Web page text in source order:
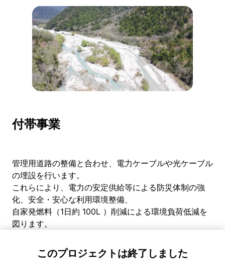
このプロジェクトは終了しました
付帯事業
管理用道路の整備と合わせ、電力ケーブルや光ケーブル
の埋設を行います。
これらにより、電力の安定供給等による防災体制の強
化、安全・安心な利用環境整備、
自家発燃料（1日約 100L ）削減による環境負荷低減を
図ります。
あなたの想いを上高地へ